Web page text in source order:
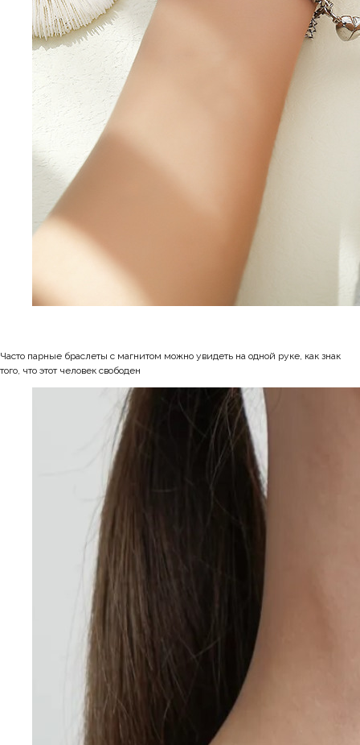
Часто парные браслеты с магнитом можно увидеть на одной руке, как знак
того, что этот человек свободен